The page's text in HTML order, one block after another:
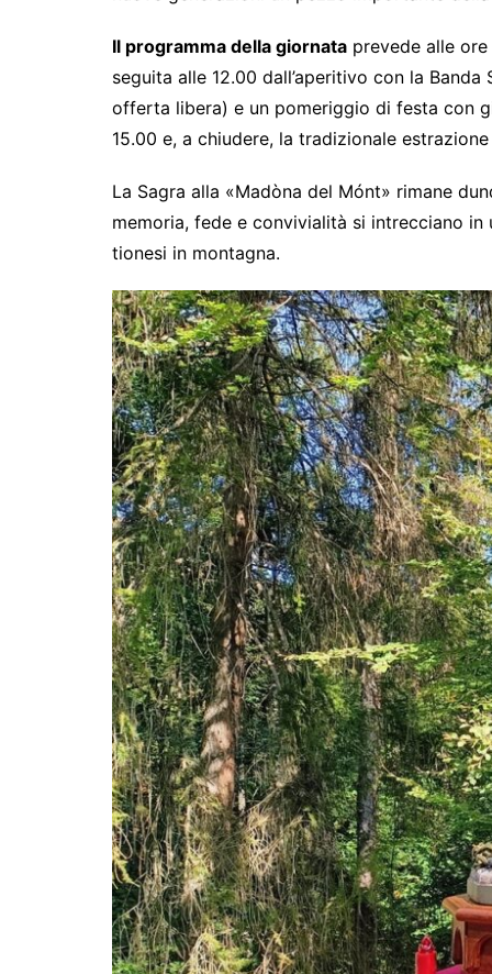
Il programma della giornata prevede alle
seguita alle 12.00 dall’aperitivo con la
offerta libera) e un pomeriggio di festa con
15.00 e, a chiudere, la tradizionale
La Sagra alla «Madòna del Mónt» rimane
memoria, fede e convivialità si intrecciano in
tionesi in montagna.